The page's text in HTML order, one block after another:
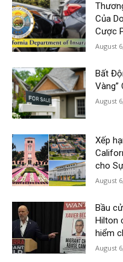
Của
Cược
August
Bất
Vàng”
August
Xếp
cho
August
Bầu
Hilton
hiểm
August